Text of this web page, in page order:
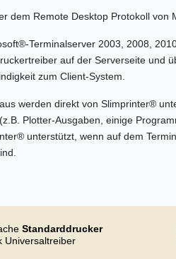
dem Remote Desktop Protokoll von
Terminalserver 2003, 2008,
auf der Serverseite und
zum Client-System.
werden direkt von Slimprinter®
Plotter-Ausgaben, einige
unterstützt, wenn auf dem
Standarddrucker
Universaltreiber